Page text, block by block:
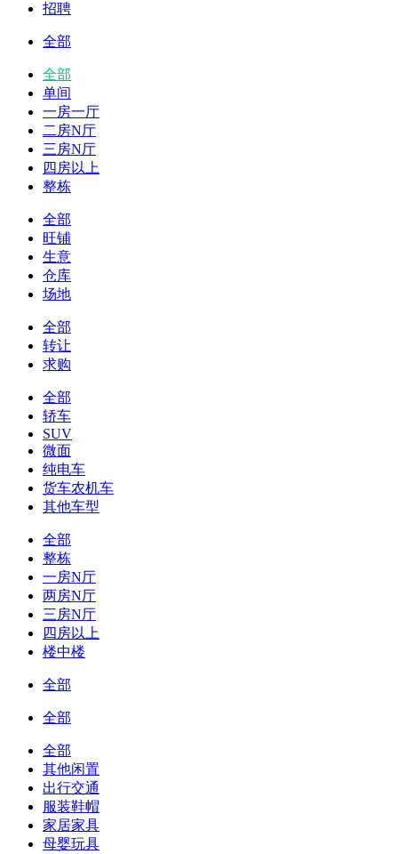
招聘
全部
全部
单间
一房一厅
二房N厅
三房N厅
四房以上
整栋
全部
旺铺
生意
仓库
场地
全部
转让
求购
全部
轿车
SUV
微面
纯电车
货车农机车
其他车型
全部
整栋
一房N厅
两房N厅
三房N厅
四房以上
楼中楼
全部
全部
全部
其他闲置
出行交通
服装鞋帽
家居家具
母婴玩具